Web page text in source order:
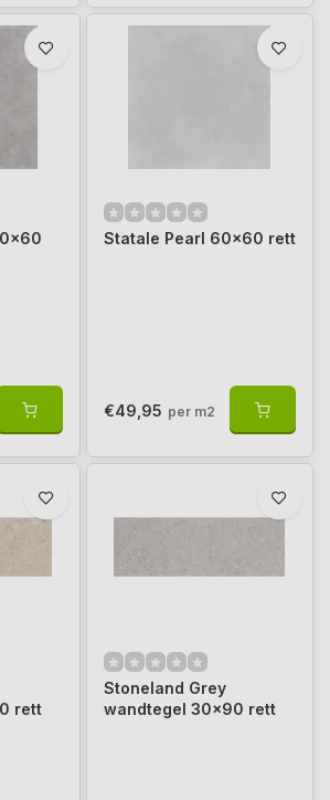
Statale Pearl 60x60 rett
€49,95 per m2
rett
Stoneland Grey
wandtegel 30x90 rett